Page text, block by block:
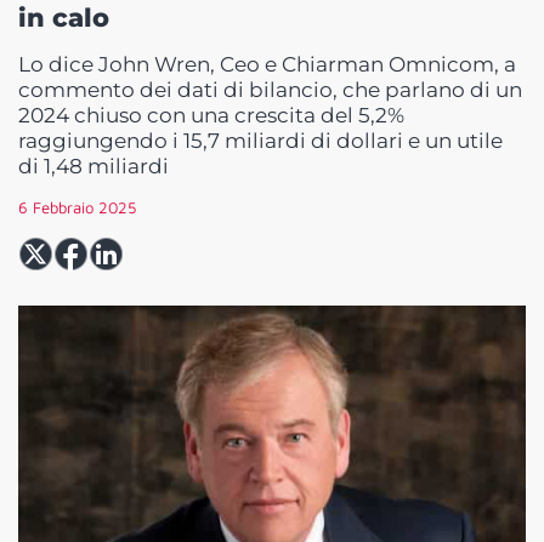
in calo
Lo dice John Wren, Ceo e Chiarman Omnicom, a
commento dei dati di bilancio, che parlano di un
2024 chiuso con una crescita del 5,2%
raggiungendo i 15,7 miliardi di dollari e un utile
di 1,48 miliardi
6 Febbraio 2025